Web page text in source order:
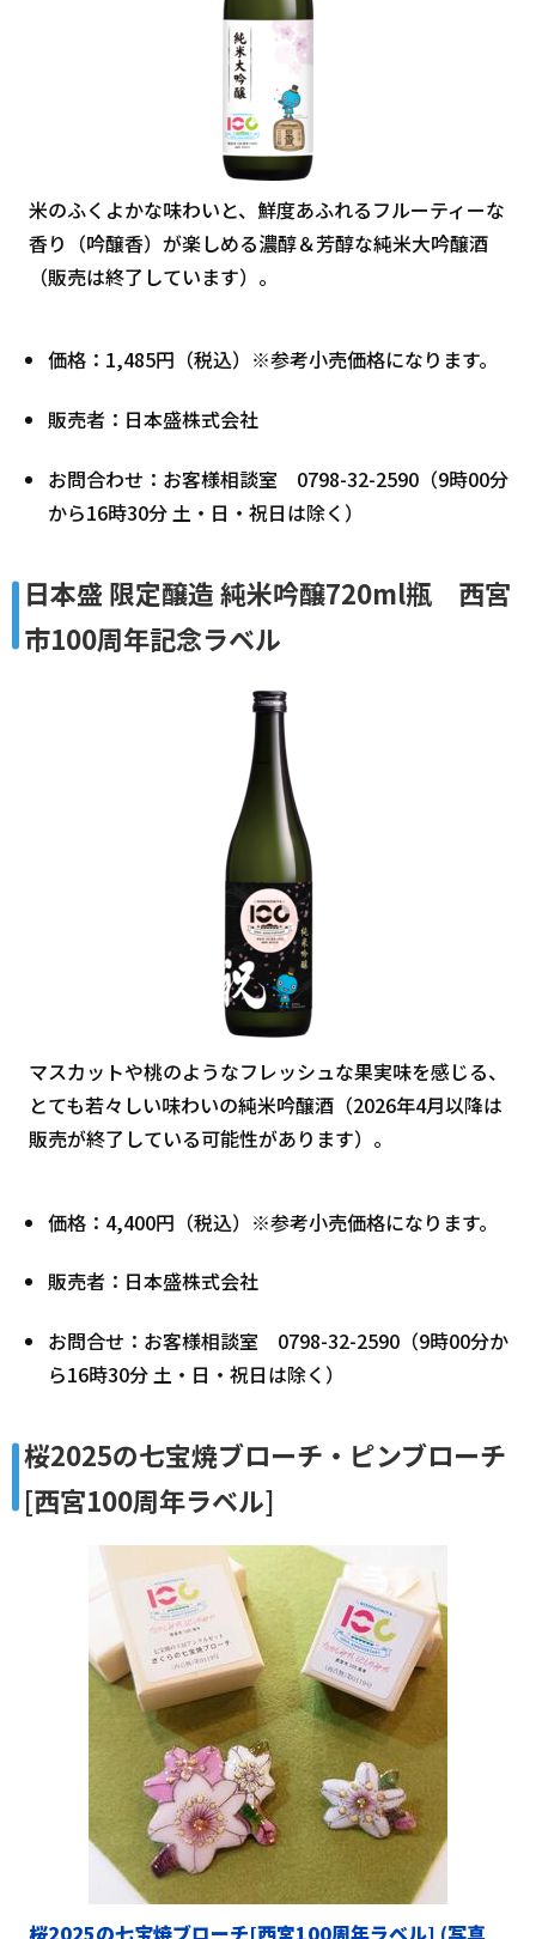
米のふくよかな味わいと、鮮度あふれるフルーティーな
香り（吟醸香）が楽しめる濃醇＆芳醇な純米大吟醸酒
（販売は終了しています）。
価格：1,485円（税込）※参考小売価格になります。
販売者：日本盛株式会社
お問合わせ：お客様相談室 0798-32-2590（9時00分
から16時30分 土・日・祝日は除く）
日本盛 限定醸造 純米吟醸720ml瓶 西宮
市100周年記念ラベル
マスカットや桃のようなフレッシュな果実味を感じる、
とても若々しい味わいの純米吟醸酒（2026年4月以降は
販売が終了している可能性があります）。
価格：4,400円（税込）※参考小売価格になります。
販売者：日本盛株式会社
お問合せ：お客様相談室 0798-32-2590（9時00分か
ら16時30分 土・日・祝日は除く）
桜2025の七宝焼ブローチ・ピンブローチ
[西宮100周年ラベル]
桜2025の七宝焼ブローチ[西宮100周年ラベル] (写真